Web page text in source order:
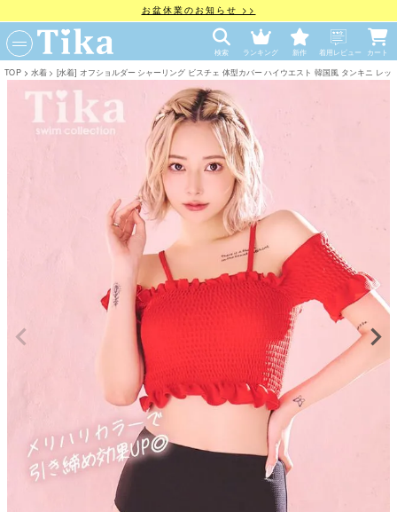
お盆休業のお知らせ >>
検索 ランキング 新作 着用レビュー カート
TOP 水着 [水着] オフショルダー シャーリング ビスチェ 体型カバー ハイウエスト 韓国風 タンキニ レ